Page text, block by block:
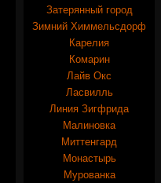
Затерянный город
Зимний Химмельсдорф
Карелия
Комарин
Лайв Окс
Ласвилль
Линия Зигфрида
Малиновка
Миттенгард
Монастырь
Мурованка